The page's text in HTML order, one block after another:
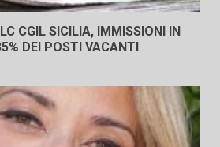
CGIL SICILIA, IMMISSIONI IN
DEI POSTI VACANTI